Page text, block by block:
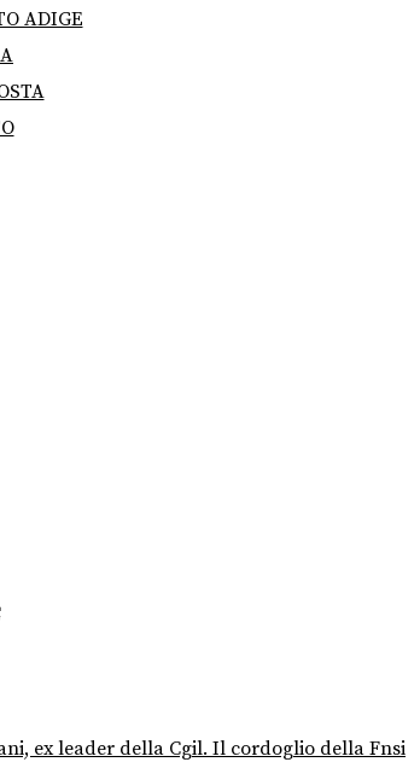
ADIGE
ex leader della Cgil. Il cordoglio della Fnsi